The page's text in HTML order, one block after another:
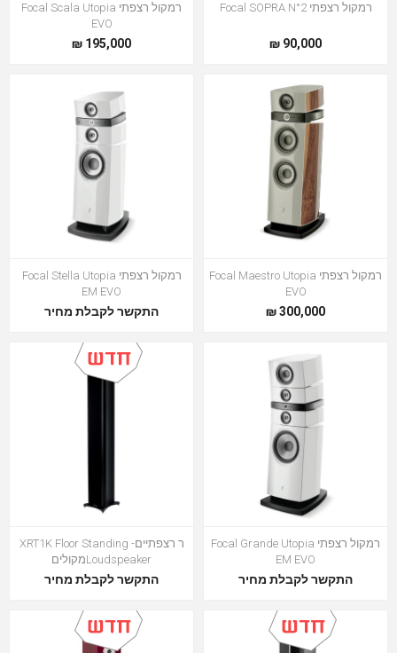
רמקול רצפתי Focal SOPRA N°2
90,000 ₪
רמקול רצפתי Focal Scala Utopia
EVO
195,000 ₪
רמקול רצפתי Focal Maestro Utopia
EVO
300,000 ₪
רמקול רצפתי Focal Stella Utopia
EM EVO
התקשר לקבלת מחיר
רמקול רצפתי Focal Grande Utopia
EM EVO
התקשר לקבלת מחיר
ר רצפתיים- XRT1K Floor Standing
Loudspeakerמקולים
התקשר לקבלת מחיר